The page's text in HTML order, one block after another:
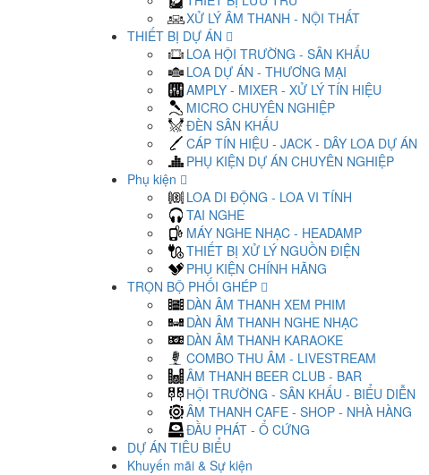
XỬ LÝ ÂM THANH - NỘI THẤT
THIẾT BỊ DỰ ÁN
LOA HỘI TRƯỜNG - SÂN KHẤU
LOA DỰ ÁN - THƯƠNG MẠI
AMPLY - MIXER - XỬ LÝ TÍN HIỆU
MICRO CHUYÊN NGHIỆP
ĐÈN SÂN KHẤU
CÁP TÍN HIỆU - JACK - DÂY LOA DỰ ÁN
PHỤ KIỆN DỰ ÁN CHUYÊN NGHIỆP
Phụ kiện
LOA DI ĐỘNG - LOA VI TÍNH
TAI NGHE
MÁY NGHE NHẠC - HEADAMP
THIẾT BỊ XỬ LÝ NGUỒN ĐIỆN
PHỤ KIỆN CHÍNH HÃNG
TRỌN BỘ PHỐI GHÉP
DÀN ÂM THANH XEM PHIM
DÀN ÂM THANH NGHE NHẠC
DÀN ÂM THANH KARAOKE
COMBO THU ÂM - LIVESTREAM
ÂM THANH BEER CLUB - BAR
HỘI TRƯỜNG - SÂN KHẤU - BIỂU DIỄN
ÂM THANH CAFE - SHOP - NHÀ HÀNG
ĐẦU PHÁT - Ổ CỨNG
DỰ ÁN TIÊU BIỂU
Khuyến mãi & Sự kiện